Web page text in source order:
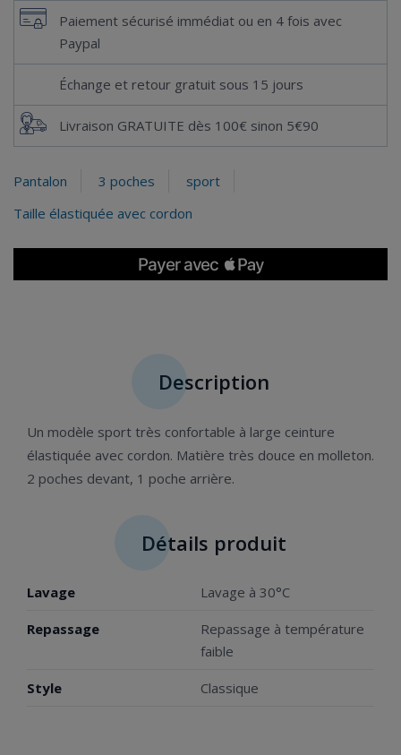
Paiement sécurisé immédiat ou en 4 fois avec
Paypal
Échange et retour gratuit sous 15 jours
Livraison GRATUITE dès 100€ sinon 5€90
Pantalon 3 poches
sport
Taille élastiquée avec cordon
Description
Un modèle sport très confortable à large ceinture
élastiquée avec cordon. Matière très douce en molleton.
2 poches devant, 1 poche arrière.
Détails produit
Lavage Lavage à 30°C
Repassage
Repassage à température
faible
Style Classique